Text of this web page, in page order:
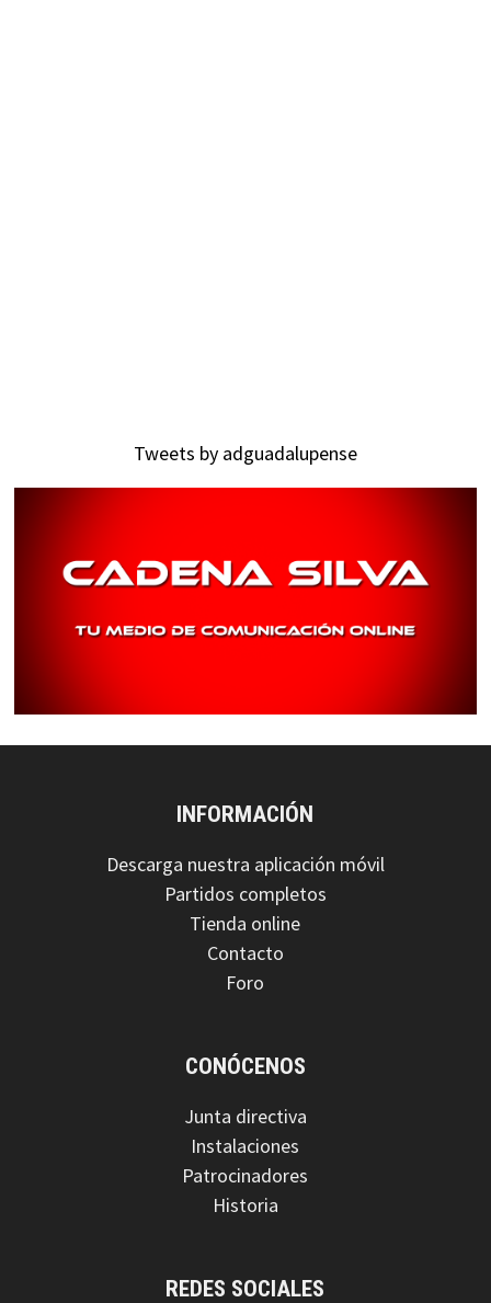
Tweets by adguadalupense
INFORMACIÓN
Descarga nuestra aplicación móvil
Partidos completos
Tienda online
Contacto
Foro
CONÓCENOS
Junta directiva
Instalaciones
Patrocinadores
Historia
REDES SOCIALES